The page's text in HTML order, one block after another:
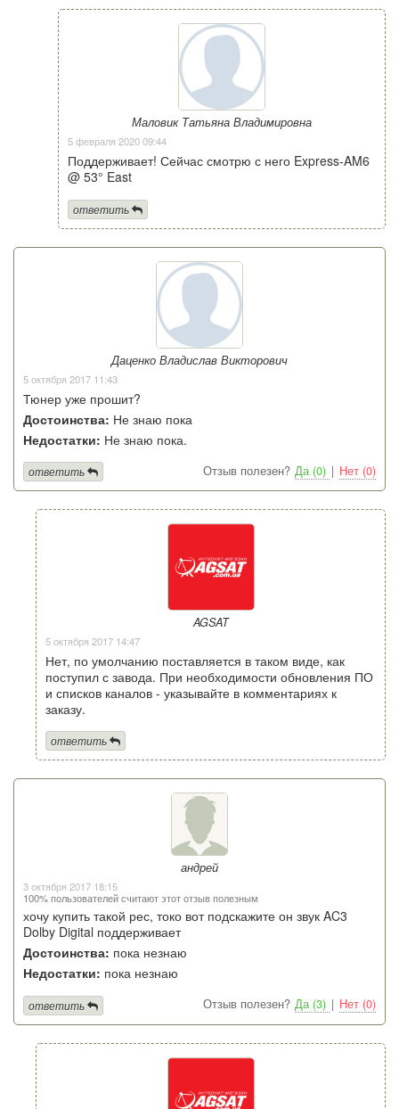
Маловик Татьяна Владимировна
5 февраля 2020 09:44
Поддерживает! Сейчас смотрю с него Express-AM6
@ 53° East
ответить
Даценко Владислав Викторович
5 октября 2017 11:43
Тюнер уже прошит?
Достоинства: Не знаю пока
Недостатки: Не знаю пока.
Отзыв полезен? Да (0) | Нет (0)
ответить
AGSAT
5 октября 2017 14:47
Нет, по умолчанию поставляется в таком виде, как
поступил с завода. При необходимости обновления ПО
и списков каналов - указывайте в комментариях к
заказу.
ответить
андрей
3 октября 2017 18:15
100% пользователей считают этот отзыв полезным
хочу купить такой рес, токо вот подскажите он звук AC3
Dolby Digital поддерживает
Достоинства: пока незнаю
Недостатки: пока незнаю
Отзыв полезен? Да (3) | Нет (0)
ответить